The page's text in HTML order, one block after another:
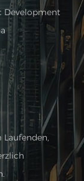
Development
Laufenden,